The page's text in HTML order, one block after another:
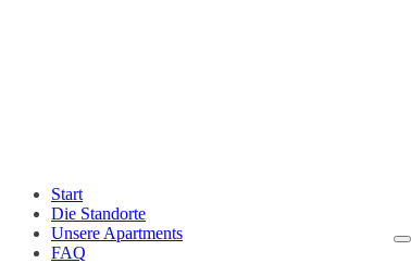
Start
Die Standorte
Unsere Apartments
FAQ